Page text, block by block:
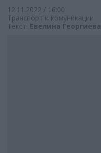
12.11.2022 / 16:00
Транспорт и комуникации
Текст: Евелина Георгиева